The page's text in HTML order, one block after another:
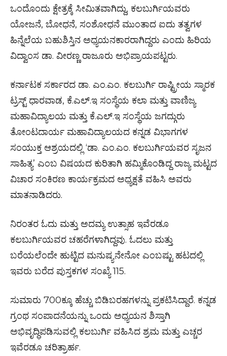
ಒಂದೊಂದು ಕ್ಷೇತ್ರಕ್ಕೆ ಸೀಮಿತವಾಗಿದ್ದು, ಕಲಬುರ್ಗಿಯವರು
ಯೋಜನೆ, ಬೋಧನೆ, ಸಂಶೋಧನೆ ಮುಂತಾದ ಐದು ತತ್ವಗಳ
ಹಿನ್ನೆಲೆಯ ಬಹುಶಿಸ್ತಿನ ಅಧ್ಯಯನಕಾರರಾಗಿದ್ದರು ಎಂದು ಹಿರಿಯ
ವಿದ್ವಾಂಸ ಡಾ. ವೀರಣ್ಣ ರಾಜೂರು ಅಭಿಪ್ರಾಯಪಟ್ಟರು.
ಕರ್ನಾಟಕ ಸರ್ಕಾರದ ಡಾ. ಎಂ.ಎಂ. ಕಲಬುರ್ಗಿ ರಾಷ್ಟ್ರೀಯ ಸ್ಮಾರಕ
ಟ್ರಸ್ಟ್ ಧಾರವಾಡ, ಕೆ.ಎಲ್.ಇ ಸಂಸ್ಥೆಯ ಕಲಾ ಮತ್ತು ವಾಣಿಜ್ಯ
ಮಹಾವಿದ್ಯಾಲಯ ಮತ್ತು ಕೆ.ಎಲ್.ಇ ಸಂಸ್ಥೆಯ ಜಗದ್ಗುರು
ತೋಂಟದಾರ್ಯ ಮಹಾವಿದ್ಯಾಲಯದ ಕನ್ನಡ ವಿಭಾಗಗಳ
ಸಂಯುಕ್ತ ಆಶ್ರಯದಲ್ಲಿ ‘ಡಾ. ಎಂ.ಎಂ. ಕಲಬುರ್ಗಿಯವರ ಸೃಜನ
ಸಾಹಿತ್ಯ’ ಎಂಬ ವಿಷಯದ ಕುರಿತಾಗಿ ಹಮ್ಮಿಕೊಂಡಿದ್ದ ರಾಜ್ಯ ಮಟ್ಟದ
ವಿಚಾರ ಸಂಕಿರಣ ಕಾರ್ಯಕ್ರಮದ ಅಧ್ಯಕ್ಷತೆ ವಹಿಸಿ ಅವರು
ಮಾತನಾಡಿದರು.
ನಿರಂತರ ಓದು ಮತ್ತು ಅದಮ್ಯ ಉತ್ಸಾಹ ಇವೆರಡೂ
ಕಲಬುರ್ಗಿಯವರ ಚಹರೆಗಳಾಗಿದ್ದವು. ಓದಲು ಮತ್ತು
ಬರೆಯಲೆಂದೇ ಹುಟ್ಟಿದ ಮನುಷ್ಯನೇನೋ ಎಂಬಷ್ಟು ಹಟದಲ್ಲಿ
ಇವರು ಬರೆದ ಪುಸ್ತಕಗಳ ಸಂಖ್ಯೆ 115.
ಸುಮಾರು 700ಕ್ಕೂ ಹೆಚ್ಚು ಬಿಡಿಬರಹಗಳನ್ನು ಪ್ರಕಟಿಸಿದ್ದಾರೆ. ಕನ್ನಡ
ಗ್ರಂಥ ಸಂಪಾದನೆಯನ್ನು ಒಂದು ಅಧ್ಯಯನ ಶಿಸ್ತಾಗಿ
ಅಭಿವೃದ್ಧಿಪಡಿಸುವಲ್ಲಿ ಕಲಬುರ್ಗಿ ವಹಿಸಿದ ಶ್ರಮ ಮತ್ತು ಎಚ್ಚರ
ಇವೆರಡೂ ಚರಿತ್ರಾರ್ಹ.